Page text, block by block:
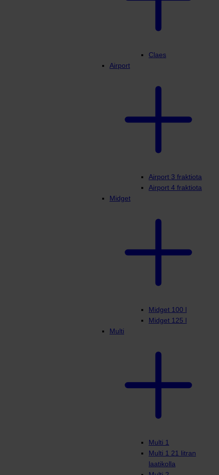
Claes
Airport
Airport 3 fraktiota
Airport 4 fraktiota
Midget
Midget 100 l
Midget 125 l
Multi
Multi 1
Multi 1 21 litran
laatikolla